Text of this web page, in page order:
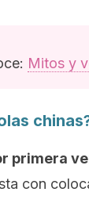
Mitos y
primera
con